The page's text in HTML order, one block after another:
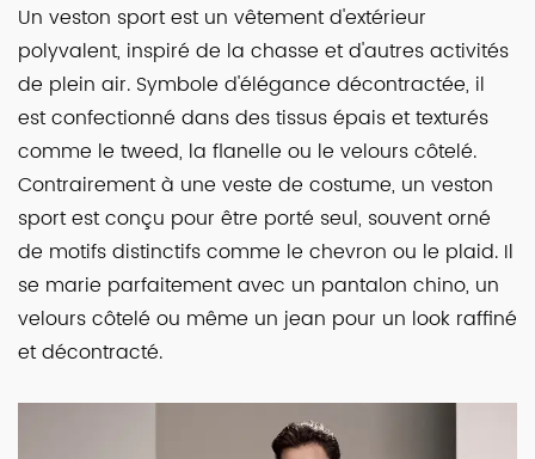
Un veston sport est un vêtement d'extérieur
polyvalent, inspiré de la chasse et d'autres activités
de plein air. Symbole d'élégance décontractée, il
est confectionné dans des tissus épais et texturés
comme le tweed, la flanelle ou le velours côtelé.
Contrairement à une veste de costume, un veston
sport est conçu pour être porté seul, souvent orné
de motifs distinctifs comme le chevron ou le plaid. Il
se marie parfaitement avec un pantalon chino, un
velours côtelé ou même un jean pour un look raffiné
et décontracté.